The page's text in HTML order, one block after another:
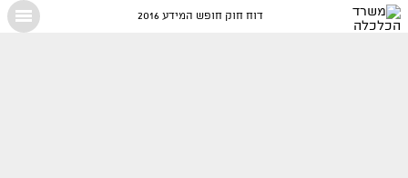
דוח חוק חופש המידע 2016
X